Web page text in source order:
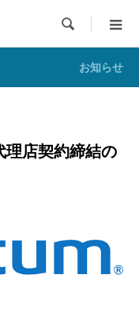

お知らせ
理店契約締結の